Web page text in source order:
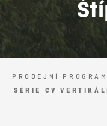
PRODEJNÍ
SÉRIE CV